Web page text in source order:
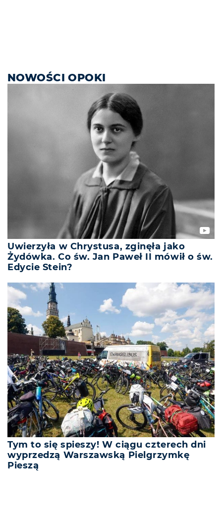
NOWOŚCI OPOKI
Uwierzyła w Chrystusa, zginęła jako
Żydówka. Co św. Jan Paweł II mówił o św.
Edycie Stein?
Tym to się spieszy! W ciągu czterech dni
wyprzedzą Warszawską Pielgrzymkę
Pieszą